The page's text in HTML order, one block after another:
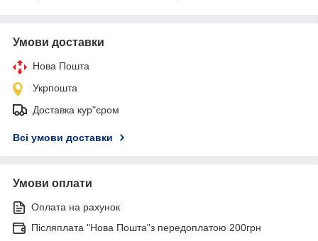
Умови доставки
Нова Пошта
Укрпошта
Доставка кур"єром
Всі умови доставки
Умови оплати
Оплата на рахунок
Післяплата "Нова Пошта"з передоплатою 200грн